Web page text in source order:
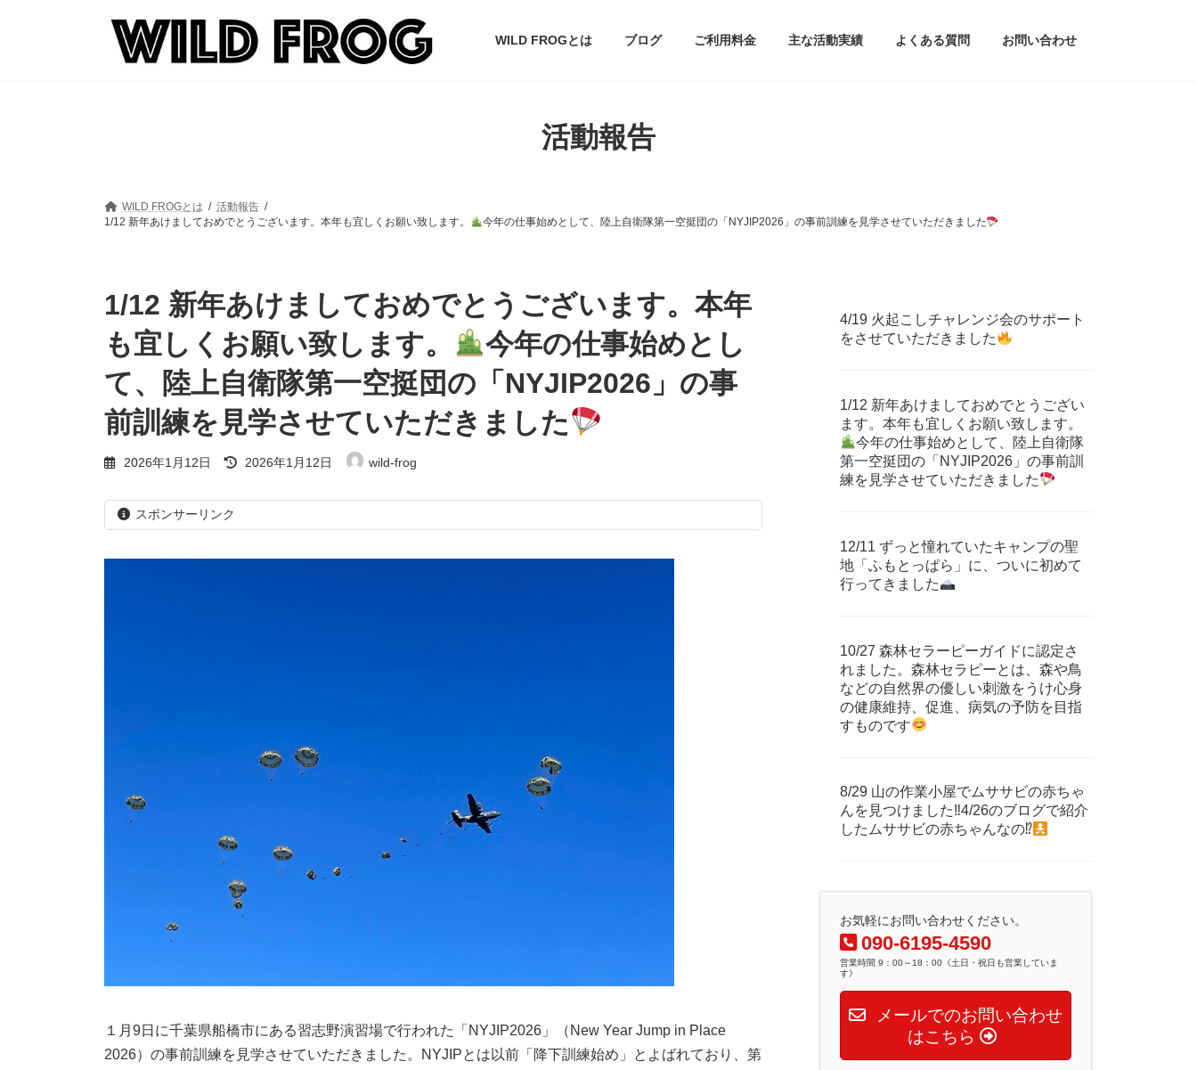
WILD FROGとは ブログ ご利用料金 主な活動実績 よくある質問 お問い合わせ
活動報告
WILD FROGとは
活動報告
1/12 新年あけましておめでとうございます。本年も宜しくお願い致します。
今年の仕事始めとして、陸上自衛隊第一空挺団の「NYJIP2026」の事前訓練を見学させていただきました
1/12 新年あけましておめでとうございます。本年
も宜しくお願い致します。
今年の仕事始めとし
て、陸上自衛隊第一空挺団の「NYJIP2026」の事
前訓練を見学させていただきました
2026年1月12日
最
終
新
2026年1月12日 wild-frog
スポンサーリンク
１月9日に千葉県船橋市にある習志野演習場で行われた「NYJIP2026」（New Year Jump in Place
2026）の事前訓練を見学させていただきました。NYJIPとは以前「降下訓練始め」とよばれており、第
4/19 火起こしチャレンジ会のサポート
をさせていただきました
1/12 新年あけましておめでとうござい
ます。本年も宜しくお願い致します。
今年の仕事始めとして、陸上自衛隊
第一空挺団の「NYJIP2026」の事前訓
練を見学させていただきました
12/11 ずっと憧れていたキャンプの聖
地「ふもとっぱら」に、ついに初めて
行ってきました
10/27 森林セラーピーガイドに認定さ
れました。森林セラピーとは、森や鳥
などの自然界の優しい刺激をうけ心身
の健康維持、促進、病気の予防を目指
すものです
8/29 山の作業小屋でムササビの赤ちゃ
んを見つけました‼4/26のブログで紹介
したムササビの赤ちゃんなの⁉
お気軽にお問い合わせください。
090-6195-4590
営業時間 9：00～18：00《土日・祝日も営業していま
す》
メールでのお問い合わせ
はこちら